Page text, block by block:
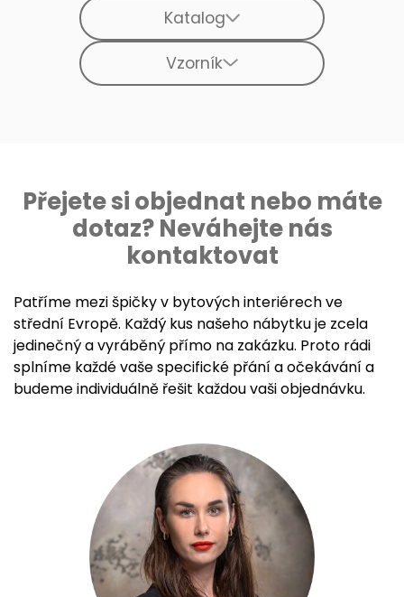
Katalog
Vzorník
Přejete si objednat nebo máte
dotaz? Neváhejte nás
kontaktovat
Patříme mezi špičky v bytových interiérech ve
střední Evropě. Každý kus našeho nábytku je zcela
jedinečný a vyráběný přímo na zakázku. Proto rádi
splníme každé vaše specifické přání a očekávání a
budeme individuálně řešit každou vaši objednávku.